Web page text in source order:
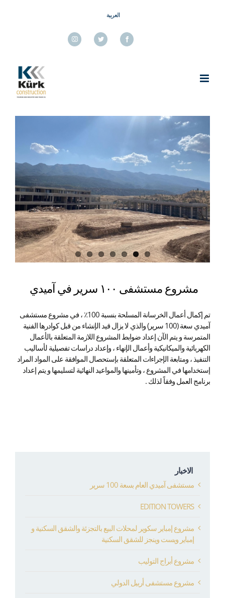
العربية
Facebook
Twitter
Instagram
مشروع مستشفى ١٠٠ سرير في آميدي
تم إكمال أعمال الخرسانة المسلحة بنسبة 100٪ ، في مشروع مستشفى
آميدي سعة (100 سرير) والذي لا يزال قيد الإنشاء من قبل كوادرها الفنية
المتمرسة و يتم الآن إعداد ضوابط المشروع اللازمة المتعلقة بالأعمال
الكهربائية والميكانيكية وأعمال الإنهاء ، وإعداد دراسات تفصيلية لأساليب
التنفيذ ، ومتابعة الإجراءات المتعلقة بإستحصال الموافقة على المواد المراد
إستخدامها في المشروع ، وتأمينها والمواعيد النهائية لتسليمها و يتم إعداد
برنامج العمل وفقاً لذلك .
الاخبار
مستشفى آميدي العام بسعة 100 سرير
EDITION TOWERS
مشروع إمباير سكوير لمحلات البيع بالتجزئة والشقق السكنية و
إمباير ويست وينجز للشقق السكنية
مشروع أبراج التوليب
مشروع مستشفى أربيل الدولي